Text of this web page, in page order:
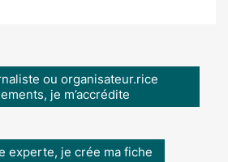
ou organisateur.rice
je m’accrédite
experte, je crée ma fiche